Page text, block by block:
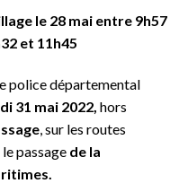
le 28 mai entre 9h57
et 11h45
police départemental
31 mai 2022, hors
, sur les routes
passage de la